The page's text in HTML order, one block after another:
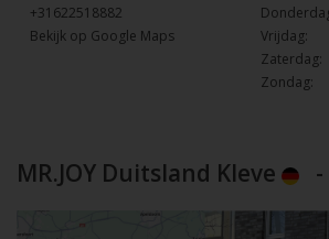
+31622518882
Bekijk op Google Maps
Vrijdag:
Zaterdag:
Zondag:
MR.JOY Duitsland Kleve